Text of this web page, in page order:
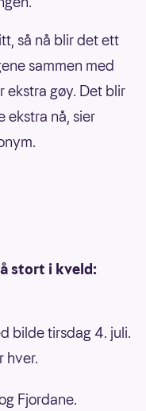
så nå blir det ett
sammen med
ekstra gøy. Det blir
ekstra nå, sier
stort i kveld:
bilde tirsdag 4. juli.
hver.
Fjordane.